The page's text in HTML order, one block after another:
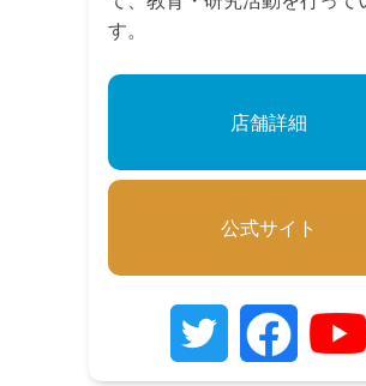
す。
店舗詳細
公式サイト